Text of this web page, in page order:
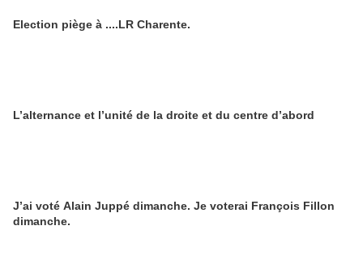
Election piège à ....LR Charente.
L’alternance et l’unité de la droite et du centre d’abord
J’ai voté Alain Juppé dimanche. Je voterai François Fillon
dimanche.